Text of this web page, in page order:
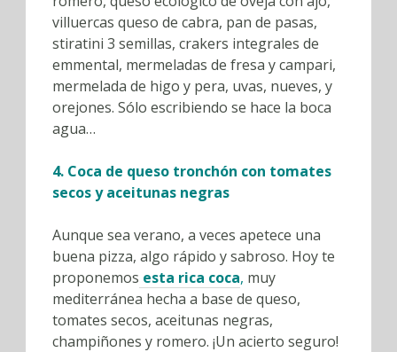
villuercas queso de cabra, pan de pasas,
stiratini 3 semillas, crakers integrales de
emmental, mermeladas de fresa y campari,
mermelada de higo y pera, uvas, nueves, y
orejones. Sólo escribiendo se hace la boca
agua…
4. Coca de queso tronchón con tomates
secos y aceitunas negras
Aunque sea verano, a veces apetece una
buena pizza, algo rápido y sabroso. Hoy te
proponemos esta rica coca, muy
mediterránea hecha a base de queso,
tomates secos, aceitunas negras,
champiñones y romero. ¡Un acierto seguro!